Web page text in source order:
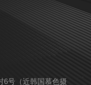
6号（近韩国慕色摄